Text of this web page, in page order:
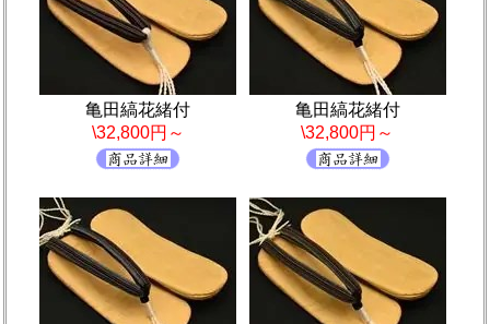
亀田縞花緒付
\32,800円～
亀田縞花緒付
\32,800円～